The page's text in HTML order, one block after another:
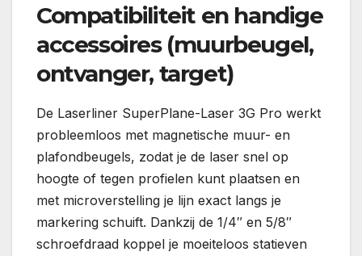
Compatibiliteit en handige
accessoires (muurbeugel,
ontvanger, target)
De Laserliner SuperPlane-Laser 3G Pro werkt
probleemloos met magnetische muur- en
plafondbeugels, zodat je de laser snel op
hoogte of tegen profielen kunt plaatsen en
met microverstelling je lijn exact langs je
markering schuift. Dankzij de 1/4″ en 5/8″
schroefdraad koppel je moeiteloos statieven